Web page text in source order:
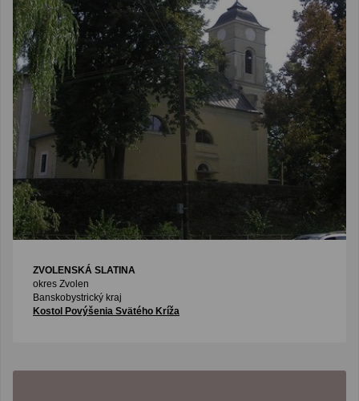
ZVOLENSKÁ SLATINA
okres Zvolen
Banskobystrický kraj
Kostol Povýšenia Svätého Kríža